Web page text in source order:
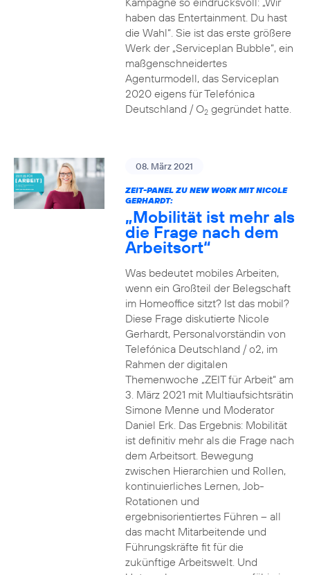
haben das Entertainment. Du hast
die Wahl“. Sie ist das erste größere
Werk der „Serviceplan Bubble“, ein
maßgenschneidertes
Agenturmodell, das Serviceplan
2020 eigens für Telefónica
Deutschland / O2gegründet hatte.
08. März 2021
ZEIT-PANEL ZU NEW WORK MIT NICOLE
GERHARDT:
„Mobilität ist mehr als
die Frage nach dem
Arbeitsort“
Was bedeutet mobiles Arbeiten,
wenn ein Großteil der Belegschaft
im Homeoffice sitzt? Ist das mobil?
Diese Frage diskutierte Nicole
Gerhardt, Personalvorständin von
Telefónica Deutschland / o2, im
Rahmen der digitalen
Themenwoche „ZEIT für Arbeit“ am
3. März 2021 mit Multiaufsichtsrätin
Simone Menne und Moderator
Daniel Erk. Das Ergebnis: Mobilität
ist definitiv mehr als die Frage nach
dem Arbeitsort. Bewegung
zwischen Hierarchien und Rollen,
kontinuierliches Lernen, Job-
Rotationen und
ergebnisorientiertes Führen – all
das macht Mitarbeitende und
Führungskräfte fit für die
zukünftige Arbeitswelt. Und